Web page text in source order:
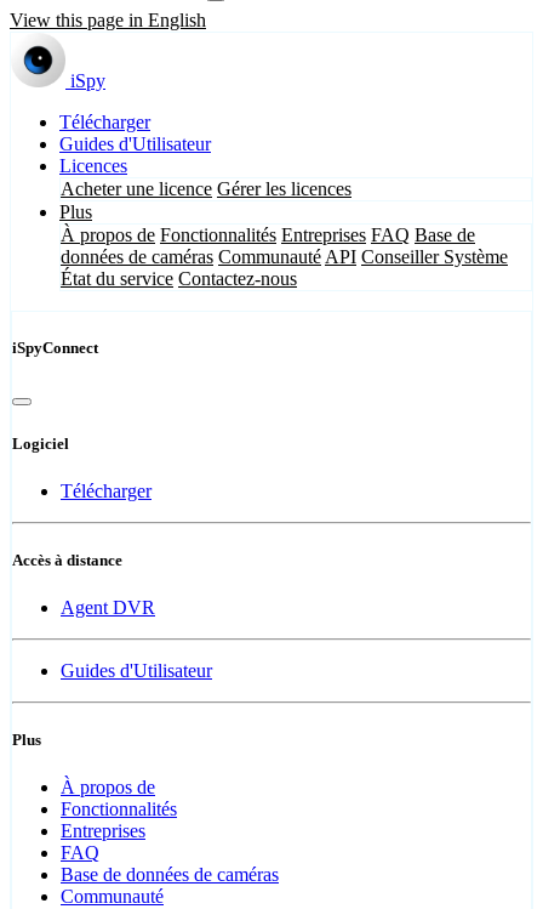
View this page in English
iSpy
Télécharger
Guides d'Utilisateur
Licences
Acheter une licence Gérer les licences
Plus
À propos de Fonctionnalités Entreprises FAQ Base de
données de caméras Communauté API Conseiller Système
État du service Contactez-nous
iSpyConnect
Logiciel
Télécharger
Accès à distance
Agent DVR
Guides d'Utilisateur
Plus
À propos de
Fonctionnalités
Entreprises
FAQ
Base de données de caméras
Communauté